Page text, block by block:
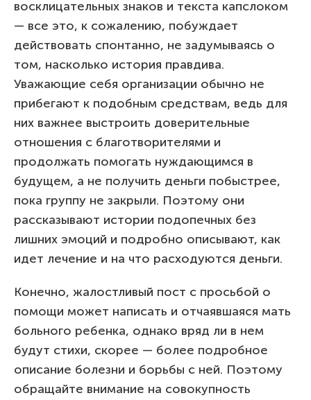
восклицательных знаков и текста капслоком
— все это, к сожалению, побуждает
действовать спонтанно, не задумываясь о
том, насколько история правдива.
Уважающие себя организации обычно не
прибегают к подобным средствам, ведь для
них важнее выстроить доверительные
отношения с благотворителями и
продолжать помогать нуждающимся в
будущем, а не получить деньги побыстрее,
пока группу не закрыли. Поэтому они
рассказывают истории подопечных без
лишних эмоций и подробно описывают, как
идет лечение и на что расходуются деньги.
Конечно, жалостливый пост с просьбой о
помощи может написать и отчаявшаяся мать
больного ребенка, однако вряд ли в нем
будут стихи, скорее — более подробное
описание болезни и борьбы с ней. Поэтому
обращайте внимание на совокупность